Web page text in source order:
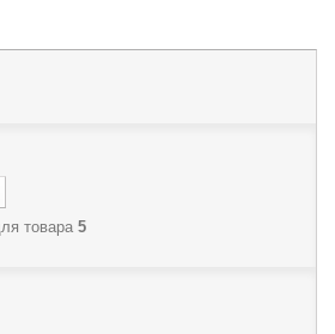
товара 5